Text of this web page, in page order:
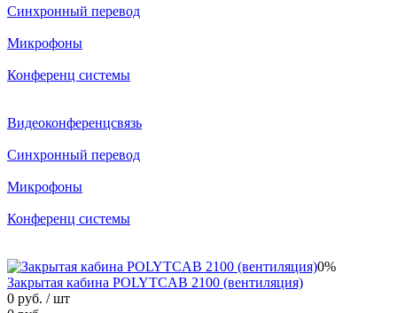
Синхронный перевод
Микрофоны
Конференц системы
Видеоконференцсвязь
Синхронный перевод
Микрофоны
Конференц системы
0%
Закрытая кабина POLYTCAB 2100 (вентиляция)
0 руб. / шт